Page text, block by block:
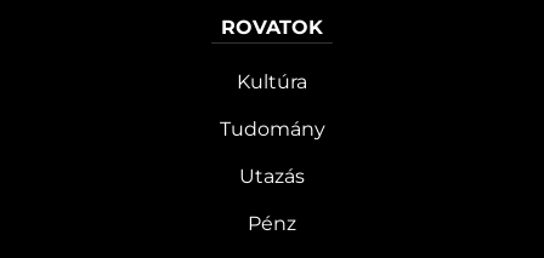
ROVATOK
Kultúra
Tudomány
Utazás
Pénz